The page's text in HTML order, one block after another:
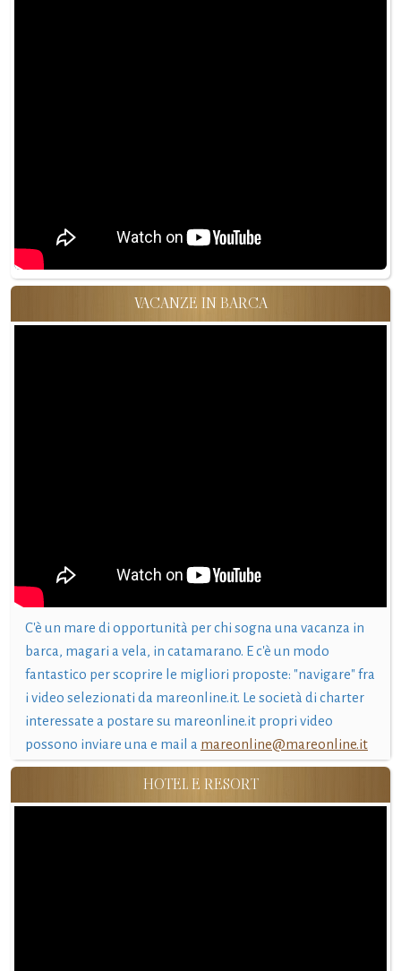
VACANZE IN BARCA
C'è un mare di opportunità per chi sogna una vacanza in
barca, magari a vela, in catamarano. E c'è un modo
fantastico per scoprire le migliori proposte: "navigare" fra
i video selezionati da mareonline.it. Le società di charter
interessate a postare su mareonline.it propri video
possono inviare una e mail a mareonline@mareonline.it
HOTEL E RESORT